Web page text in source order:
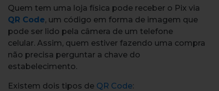
Quem tem uma loja física pode receber o Pix via
QR Code, um código em forma de imagem que
pode ser lido pela câmera de um telefone
celular. Assim, quem estiver fazendo uma compra
não precisa perguntar a chave do
estabelecimento.
Existem dois tipos de QR Code: